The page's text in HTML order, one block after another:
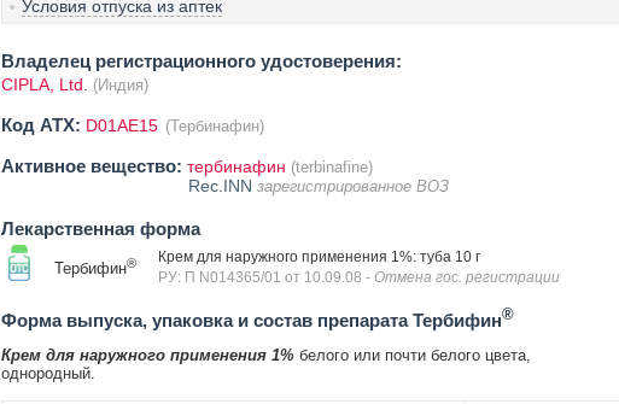
Условия отпуска из аптек
Владелец регистрационного удостоверения:
CIPLA, Ltd. (Индия)
Код ATX: D01AE15 (Тербинафин)
Активное вещество: тербинафин (terbinafine)
Rec.INN зарегистрированное ВОЗ
Лекарственная форма
Тербифин®
Крем для наружного применения 1%: туба 10 г
РУ: П N014365/01 от 10.09.08 - Отмена гос. регистрации
Форма выпуска, упаковка и состав препарата Тербифин®
Крем для наружного применения 1%белого или почти белого цвета,
однородный.